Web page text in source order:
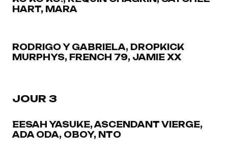
HART, MARA
RODRIGO Y GABRIELA, DROPKICK
MURPHYS, FRENCH 79, JAMIE XX
JOUR 3
EESAH YASUKE, ASCENDANT VIERGE,
ADA ODA, OBOY, NTO